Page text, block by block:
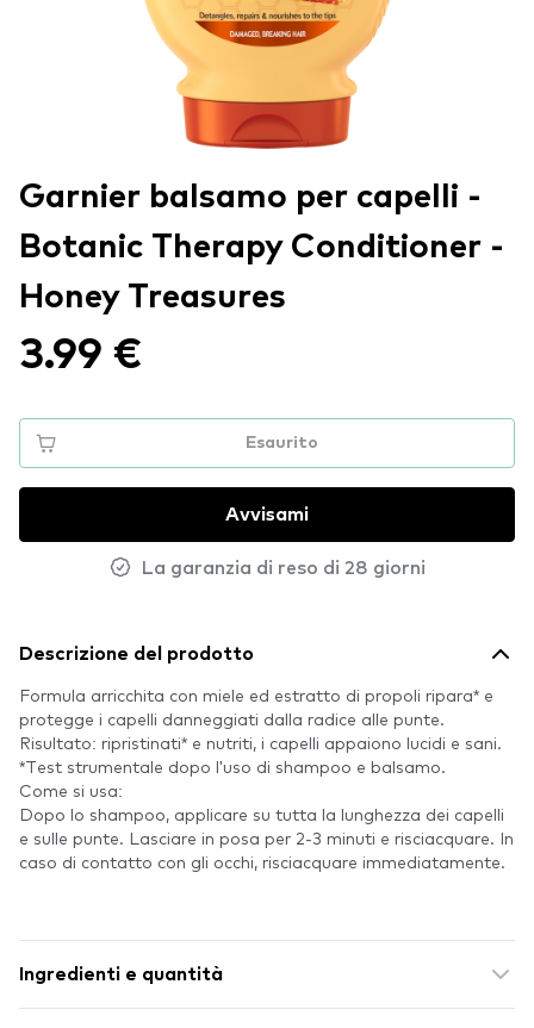
Garnier balsamo per capelli -
Botanic Therapy Conditioner -
Honey Treasures
3.99 €
Esaurito
Avvisami
La garanzia di reso di 28 giorni
Descrizione del prodotto
Formula arricchita con miele ed estratto di propoli ripara* e
protegge i capelli danneggiati dalla radice alle punte.
Risultato: ripristinati* e nutriti, i capelli appaiono lucidi e sani.
*Test strumentale dopo l'uso di shampoo e balsamo.
Come si usa:
Dopo lo shampoo, applicare su tutta la lunghezza dei capelli
e sulle punte. Lasciare in posa per 2-3 minuti e risciacquare. In
caso di contatto con gli occhi, risciacquare immediatamente.
Ingredienti e quantità